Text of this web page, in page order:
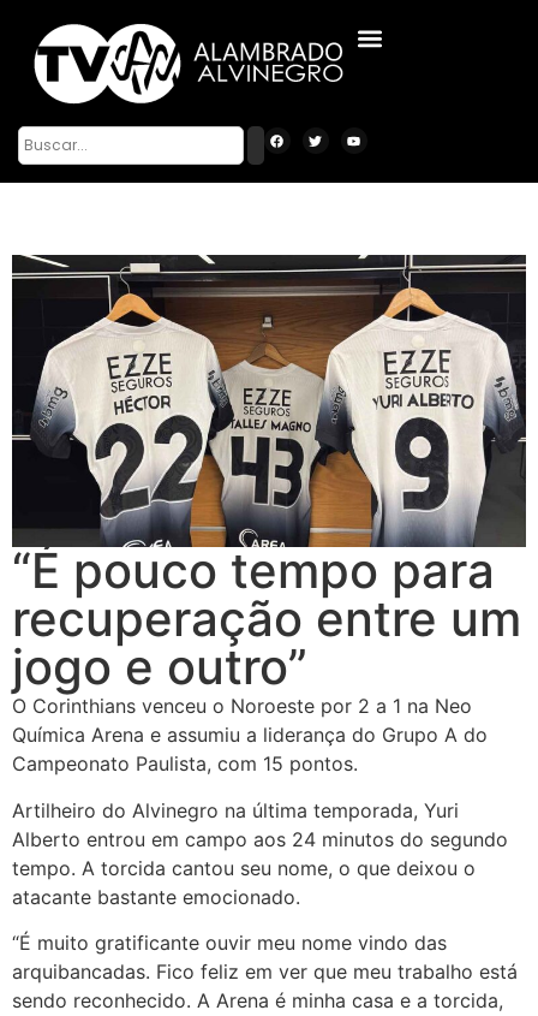
“É pouco tempo para
recuperação entre um
jogo e outro”
O Corinthians venceu o Noroeste por 2 a 1 na Neo
Química Arena e assumiu a liderança do Grupo A do
Campeonato Paulista, com 15 pontos.
Artilheiro do Alvinegro na última temporada, Yuri
Alberto entrou em campo aos 24 minutos do segundo
tempo. A torcida cantou seu nome, o que deixou o
atacante bastante emocionado.
“É muito gratificante ouvir meu nome vindo das
arquibancadas. Fico feliz em ver que meu trabalho está
sendo reconhecido. A Arena é minha casa e a torcida,